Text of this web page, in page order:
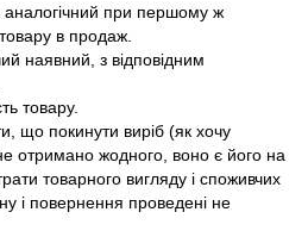
аналогічний при першому ж
в продаж.
наявний, з відповідним
товару.
що покинути виріб (як хочу
отримано жодного, воно є його на
товарного вигляду і споживчих
і повернення проведені не